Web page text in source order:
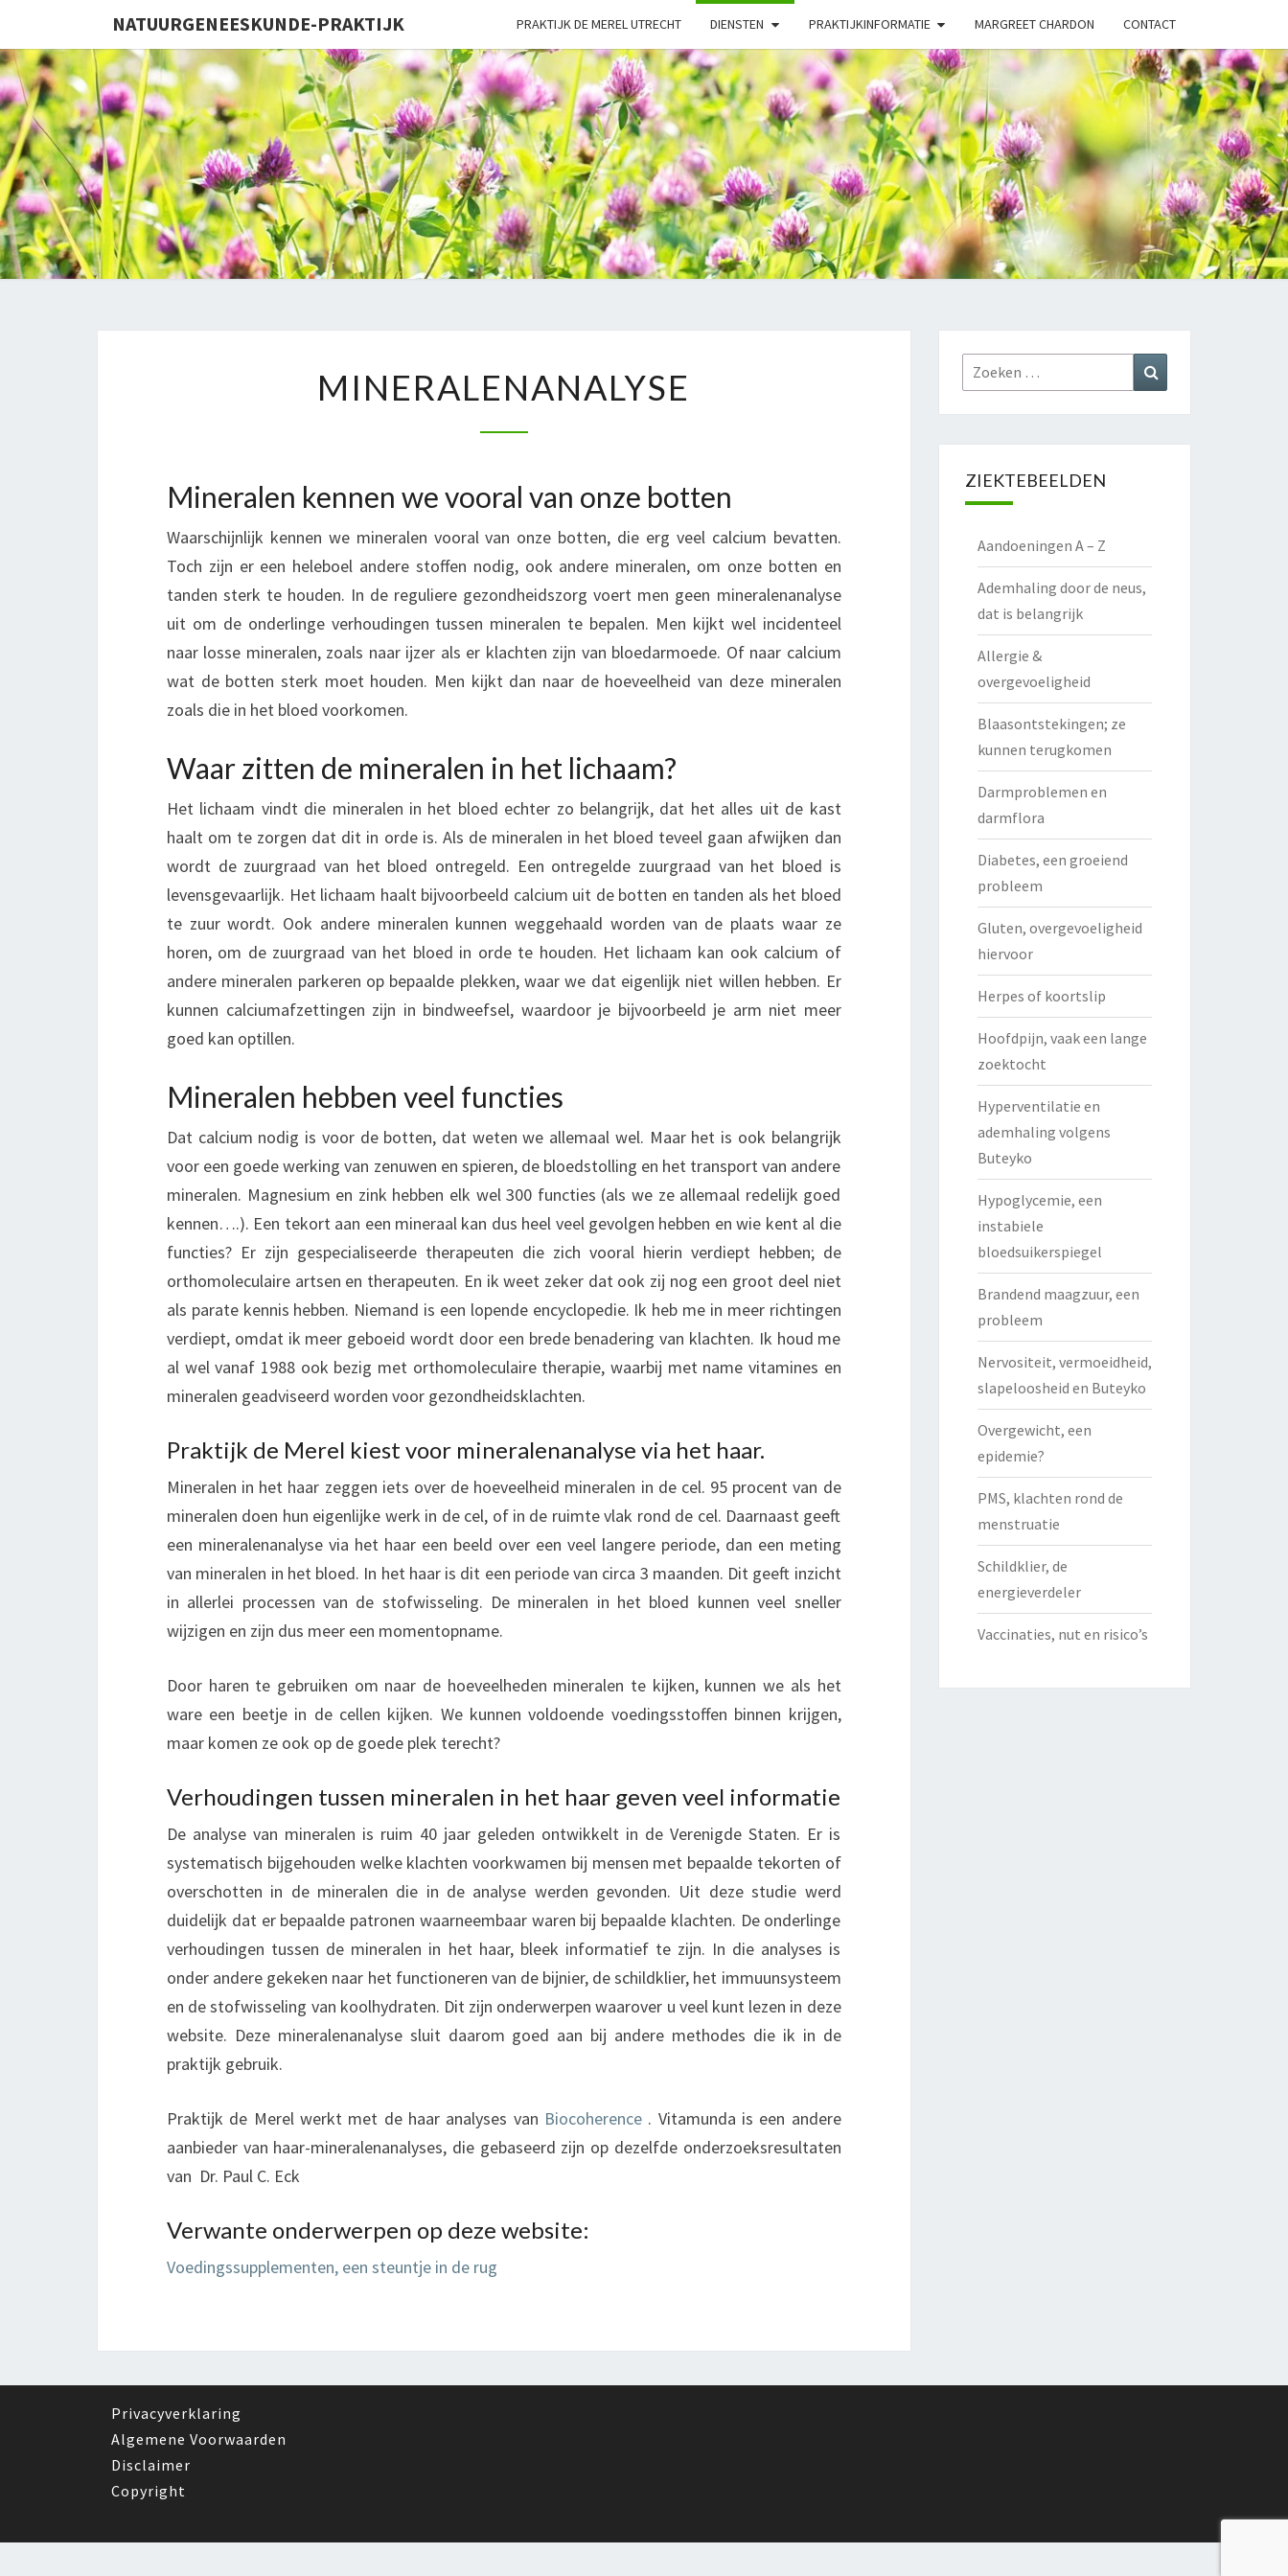
NATUURGENEESKUNDE-PRAKTIJK PRAKTIJK DE MEREL UTRECHT DIENSTEN PRAKTIJKINFORMATIE MARGREET CHARDON CONTACT
PRAKTIJK
MINERALENANALYSE
Mineralen kennen we vooral van onze botten
Waarschijnlijk kennen we mineralen vooral van onze botten, die erg veel calcium bevatten.
Toch zijn er een heleboel andere stoffen nodig, ook andere mineralen, om onze botten en
tanden sterk te houden. In de reguliere gezondheidszorg voert men geen mineralenanalyse
uit om de onderlinge verhoudingen tussen mineralen te bepalen. Men kijkt wel incidenteel
naar losse mineralen, zoals naar ijzer als er klachten zijn van bloedarmoede. Of naar calcium
wat de botten sterk moet houden. Men kijkt dan naar de hoeveelheid van deze mineralen
zoals die in het bloed voorkomen.
Waar zitten de mineralen in het lichaam?
Het lichaam vindt die mineralen in het bloed echter zo belangrijk, dat het alles uit de kast
haalt om te zorgen dat dit in orde is. Als de mineralen in het bloed teveel gaan afwijken dan
wordt de zuurgraad van het bloed ontregeld. Een ontregelde zuurgraad van het bloed is
levensgevaarlijk. Het lichaam haalt bijvoorbeeld calcium uit de botten en tanden als het bloed
te zuur wordt. Ook andere mineralen kunnen weggehaald worden van de plaats waar ze
horen, om de zuurgraad van het bloed in orde te houden. Het lichaam kan ook calcium of
andere mineralen parkeren op bepaalde plekken, waar we dat eigenlijk niet willen hebben. Er
kunnen calciumafzettingen zijn in bindweefsel, waardoor je bijvoorbeeld je arm niet meer
goed kan optillen.
Mineralen hebben veel functies
Dat calcium nodig is voor de botten, dat weten we allemaal wel. Maar het is ook belangrijk
voor een goede werking van zenuwen en spieren, de bloedstolling en het transport van andere
mineralen. Magnesium en zink hebben elk wel 300 functies (als we ze allemaal redelijk goed
kennen….). Een tekort aan een mineraal kan dus heel veel gevolgen hebben en wie kent al die
functies? Er zijn gespecialiseerde therapeuten die zich vooral hierin verdiept hebben; de
orthomoleculaire artsen en therapeuten. En ik weet zeker dat ook zij nog een groot deel niet
als parate kennis hebben. Niemand is een lopende encyclopedie. Ik heb me in meer richtingen
verdiept, omdat ik meer geboeid wordt door een brede benadering van klachten. Ik houd me
al wel vanaf 1988 ook bezig met orthomoleculaire therapie, waarbij met name vitamines en
mineralen geadviseerd worden voor gezondheidsklachten.
Praktijk de Merel kiest voor mineralenanalyse via het haar.
Mineralen in het haar zeggen iets over de hoeveelheid mineralen in de cel. 95 procent van de
mineralen doen hun eigenlijke werk in de cel, of in de ruimte vlak rond de cel. Daarnaast geeft
een mineralenanalyse via het haar een beeld over een veel langere periode, dan een meting
van mineralen in het bloed. In het haar is dit een periode van circa 3 maanden. Dit geeft inzicht
in allerlei processen van de stofwisseling. De mineralen in het bloed kunnen veel sneller
wijzigen en zijn dus meer een momentopname.
Door haren te gebruiken om naar de hoeveelheden mineralen te kijken, kunnen we als het
ware een beetje in de cellen kijken. We kunnen voldoende voedingsstoffen binnen krijgen,
maar komen ze ook op de goede plek terecht?
Verhoudingen tussen mineralen in het haar geven veel informatie
De analyse van mineralen is ruim 40 jaar geleden ontwikkelt in de Verenigde Staten. Er is
systematisch bijgehouden welke klachten voorkwamen bij mensen met bepaalde tekorten of
overschotten in de mineralen die in de analyse werden gevonden. Uit deze studie werd
duidelijk dat er bepaalde patronen waarneembaar waren bij bepaalde klachten. De onderlinge
verhoudingen tussen de mineralen in het haar, bleek informatief te zijn. In die analyses is
onder andere gekeken naar het functioneren van de bijnier, de schildklier, het immuunsysteem
en de stofwisseling van koolhydraten. Dit zijn onderwerpen waarover u veel kunt lezen in deze
website. Deze mineralenanalyse sluit daarom goed aan bij andere methodes die ik in de
praktijk gebruik.
Praktijk de Merel werkt met de haar analyses van Biocoherence. Vitamunda is een andere
aanbieder van haar-mineralenanalyses, die gebaseerd zijn op dezelfde onderzoeksresultaten
van Dr. Paul C. Eck
Verwante onderwerpen op deze website:
Voedingssupplementen, een steuntje in de rug
Zoeken
naar:
ZIEKTEBEELDEN
Aandoeningen A – Z
Ademhaling door de neus,
dat is belangrijk
Allergie &
overgevoeligheid
Blaasontstekingen; ze
kunnen terugkomen
Darmproblemen en
darmflora
Diabetes, een groeiend
probleem
Gluten, overgevoeligheid
hiervoor
Herpes of koortslip
Hoofdpijn, vaak een lange
zoektocht
Hyperventilatie en
ademhaling volgens
Buteyko
Hypoglycemie, een
instabiele
bloedsuikerspiegel
Brandend maagzuur, een
probleem
Nervositeit, vermoeidheid,
slapeloosheid en Buteyko
Overgewicht, een
epidemie?
PMS, klachten rond de
menstruatie
Schildklier, de
energieverdeler
Vaccinaties, nut en risico’s
Privacyverklaring
Algemene Voorwaarden
Disclaimer
Copyright